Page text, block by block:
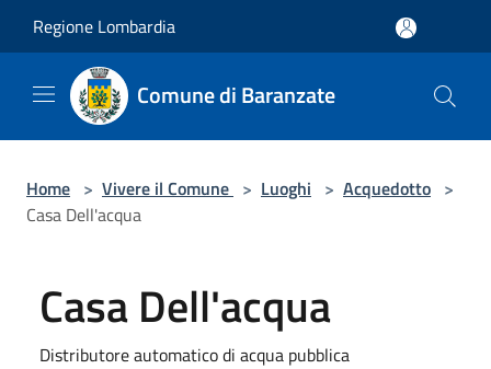
Regione Lombardia
Comune di Baranzate
Home > Vivere il Comune > Luoghi > Acquedotto >
Casa Dell'acqua
Casa Dell'acqua
Distributore automatico di acqua pubblica